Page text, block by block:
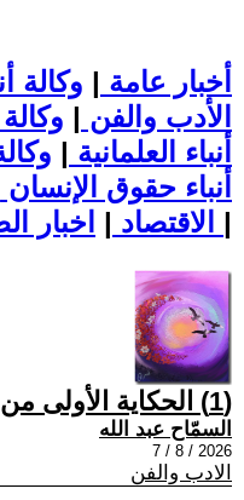
أخبار عامة | وكالة
الأدب والفن | وكالة
أنباء العلمانية |
أنباء حقوق الإنسان
الاقتصاد | |
(1) الحكاية الأولى من سيرتي الذاتية، 23
السمّاح عبد الله
2026 / 8 / 7
الادب والفن